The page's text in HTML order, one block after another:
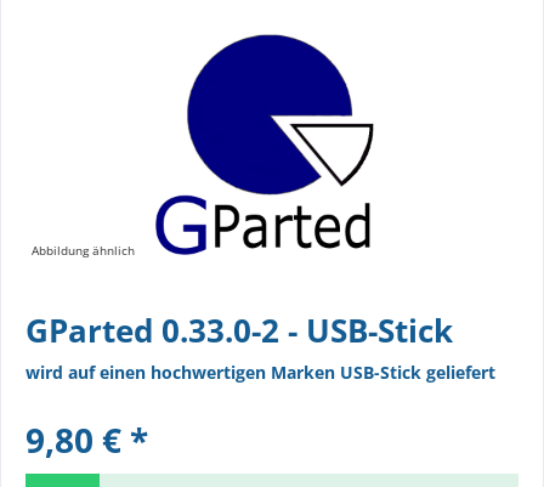
Abbildung ähnlich
GParted 0.33.0-2 - USB-Stick
wird auf einen hochwertigen Marken USB-Stick geliefert
9,80 € *